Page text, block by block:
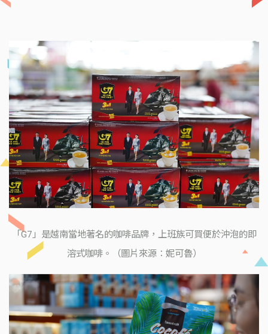
「G7」是越南當地著名的咖啡品牌，上班族可買便於沖泡的即
溶式咖啡。（圖片來源：妮可魯）